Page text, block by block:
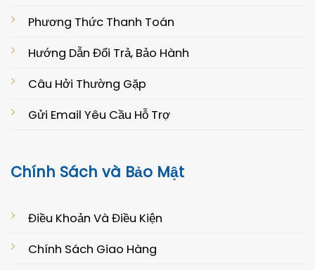
Phương Thức Thanh Toán
Hướng Dẫn Đổi Trả, Bảo Hành
Câu Hởi Thường Gặp
Gửi Email Yêu Cầu Hỗ Trợ
Chính Sách và Bảo Mật
Điều Khoản Và Điều Kiện
Chính Sách Giao Hàng